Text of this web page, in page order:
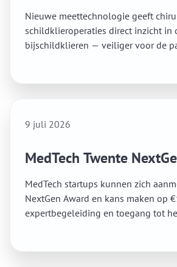
Nieuwe meettechnologie geeft
schildklieroperaties direct inzicht in
bijschildklieren — veiliger voor de
9 juli 2026
MedTech Twente
MedTech startups kunnen zich
NextGen Award en kans maken op
expertbegeleiding en toegang tot